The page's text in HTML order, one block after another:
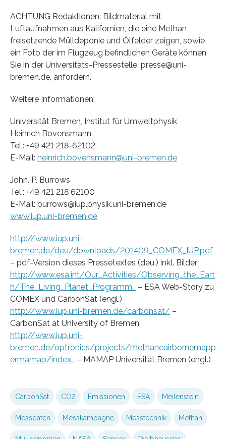
ACHTUNG Redaktionen: Bildmaterial mit
Luftaufnahmen aus Kalifornien, die eine Methan
freisetzende Mülldeponie und Ölfelder zeigen, sowie
ein Foto der im Flugzeug befindlichen Geräte können
Sie in der Universitäts-Pressestelle, presse@uni-
bremen.de, anfordern.
Weitere Informationen:
Universität Bremen, Institut für Umweltphysik
Heinrich Bovensmann
Tel.: +49 421 218-62102
E-Mail: heinrich.bovensmann@uni-bremen.de
John. P. Burrows
Tel.: +49 421 218 62100
E-Mail: burrows@iup.physik.uni-bremen.de
www.iup.uni-bremen.de
http://www.iup.uni-
bremen.de/deu/downloads/201409_COMEX_IUP.pdf
– pdf-Version dieses Pressetextes (deu.) inkl. Bilder
http://www.esa.int/Our_Activities/Observing_the_Eart
h/The_Living_Planet_Programm… – ESA Web-Story zu
COMEX und CarbonSat (engl.)
http://www.iup.uni-bremen.de/carbonsat/ –
CarbonSat at University of Bremen
http://www.iup.uni-
bremen.de/optronics/projects/methaneairbornemapp
ermamap/index… – MAMAP Universität Bremen (engl.)
CarbonSat CO2 Emissionen ESA Meilenstein
Messdaten Messkampagne Messtechnik Methan